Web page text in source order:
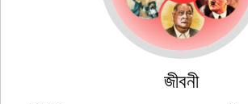
জীবনী